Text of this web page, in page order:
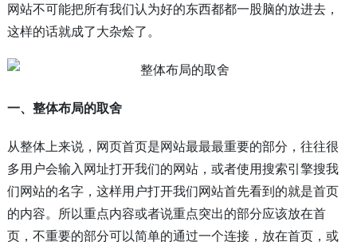
网站不可能把所有我们认为好的东西都都一股脑的放进去，
这样的话就成了大杂烩了。
一、整体布局的取舍
从整体上来说，网页首页是网站最最最重要的部分，往往很
多用户会输入网址打开我们的网站，或者使用搜索引擎搜我
们网站的名字，这样用户打开我们网站首先看到的就是首页
的内容。所以重点内容或者说重点突出的部分应该放在首
页，不重要的部分可以简单的通过一个连接，放在首页，或